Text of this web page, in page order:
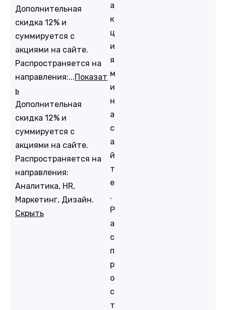
Дополнительная
скидка 12% и
суммируется с
акциями на сайте.
Распространяется на
направления:...Показат
ь
Дополнительная
скидка 12% и
суммируется с
акциями на сайте.
Распространяется на
направления:
Аналитика, HR,
Маркетинг, Дизайн.
Скрыть
а
к
ц
и
я
м
и
н
а
с
а
й
т
е
.
Р
а
с
п
р
о
с
т